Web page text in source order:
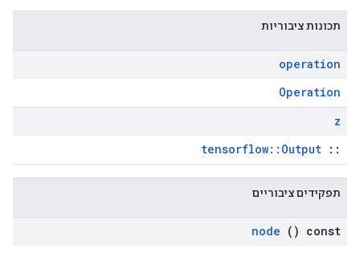
תכונות ציבוריות
operation
Operation
z
::
tensorflow::Output
תפקידים ציבוריים
node () const